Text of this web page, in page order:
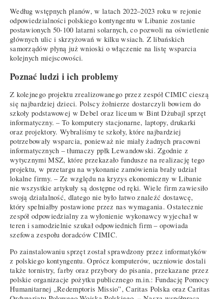
Według wstępnych planów, w latach 2022–2023 roku w rejonie
odpowiedzialności polskiego kontyngentu w Libanie zostanie
postawionych 50-100 latarni solarnych, co pozwoli na oświetlenie
głównych ulic i skrzyżowań w kilku wsiach. Z libańskich
samorządów płyną już wnioski o włączenie na listę wsparcia
kolejnych miejscowości.
Poznać ludzi i ich problemy
Z kolejnego projektu zrealizowanego przez zespół CIMIC cieszą
się najbardziej dzieci. Polscy żołnierze dostarczyli bowiem do
szkoły podstawowej w Debel oraz liceum w Bint Dżubajl sprzęt
informatyczny. – To komputery stacjonarne, laptopy, drukarki
oraz projektory. Wybraliśmy te szkoły, które najbardziej
potrzebowały wsparcia, ponieważ nie miały żadnych pracowni
informatycznych – tłumaczy ppłk Lewandowski. Zgodnie z
wytycznymi MSZ, które przekazało fundusze na realizację tego
projektu, w przetargu na wykonanie zamówienia brały udział
lokalne firmy. – Ze względu na kryzys ekonomiczny w Libanie
nie wszystkie artykuły są dostępne od ręki. Wiele firm zawiesiło
swoją działalność, dlatego nie było łatwo znaleźć dostawcę,
który spełniałby postawione przez nas wymagania. Ostatecznie
zespół odpowiedzialny za wyłonienie wykonawcy wyjechał w
teren i samodzielnie szukał odpowiednich firm – opowiada
szefowa zespołu doradców CIMIC.
Po zainstalowaniu sprzęt został sprawdzony przez informatyków
z polskiego kontyngentu. Oprócz komputerów, uczniowie dostali
także tornistry, farby oraz przybory do pisania, przekazane przez
polskie organizacje pożytku publicznego m.in.: Fundację Pomocy
Humanitarnej „Redemptoris Missio”, Caritas Polska oraz Caritas